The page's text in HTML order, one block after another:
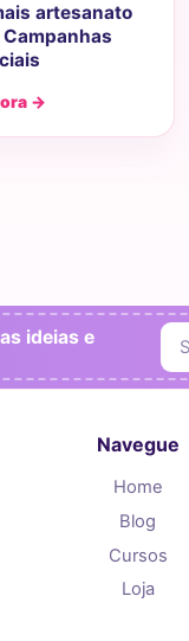
artesanato
→
ideias e
Navegue
Home
Blog
Cursos
Loja